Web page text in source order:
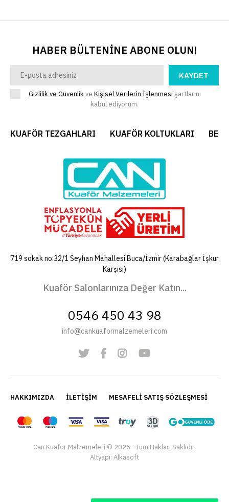
KARŞILAŞTIRMAYA EKLE
İSTEK LISTESINE EKLE
Stand STD-2
ÜRÜN KODU
STOK DURUMU
MAĞAZAYA SORUNUZ
..
SEPETE EKLE
İSTEK LISTESINE EKLE
+ KDV
STOK DURUMU
1
SEPETE EKLE
KARŞILAŞTIRMAYA EKLE
HABER BÜLTENİNE ABONE OLUN!
KAYDET
Gizlilik ve Güvenlikve Kişisel Verilerin İşlenmesi şartlarını
kabul ediyorum.
KUAFÖR TEZGAHLARI KUAFÖR KOLTUKLARI
719 sokak no:32/1 Seyhan Mahallesi Buca/İzmir (Karabağlar İşkur
Karşısı)
Kuaför Salonlarınıza Değer Katın...
0546 450 43 98
info@cankuaformalzemeleri.com
HAKKIMIZDA İLETİŞİM MESAFELİ SATIŞ SÖZLEŞMESİ
Can Kuaför Malzemeleri © 2026 - Tüm Hakları Saklıdır.
Altyapı: Alkasoft